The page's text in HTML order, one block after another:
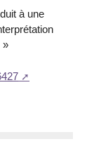
à une
»